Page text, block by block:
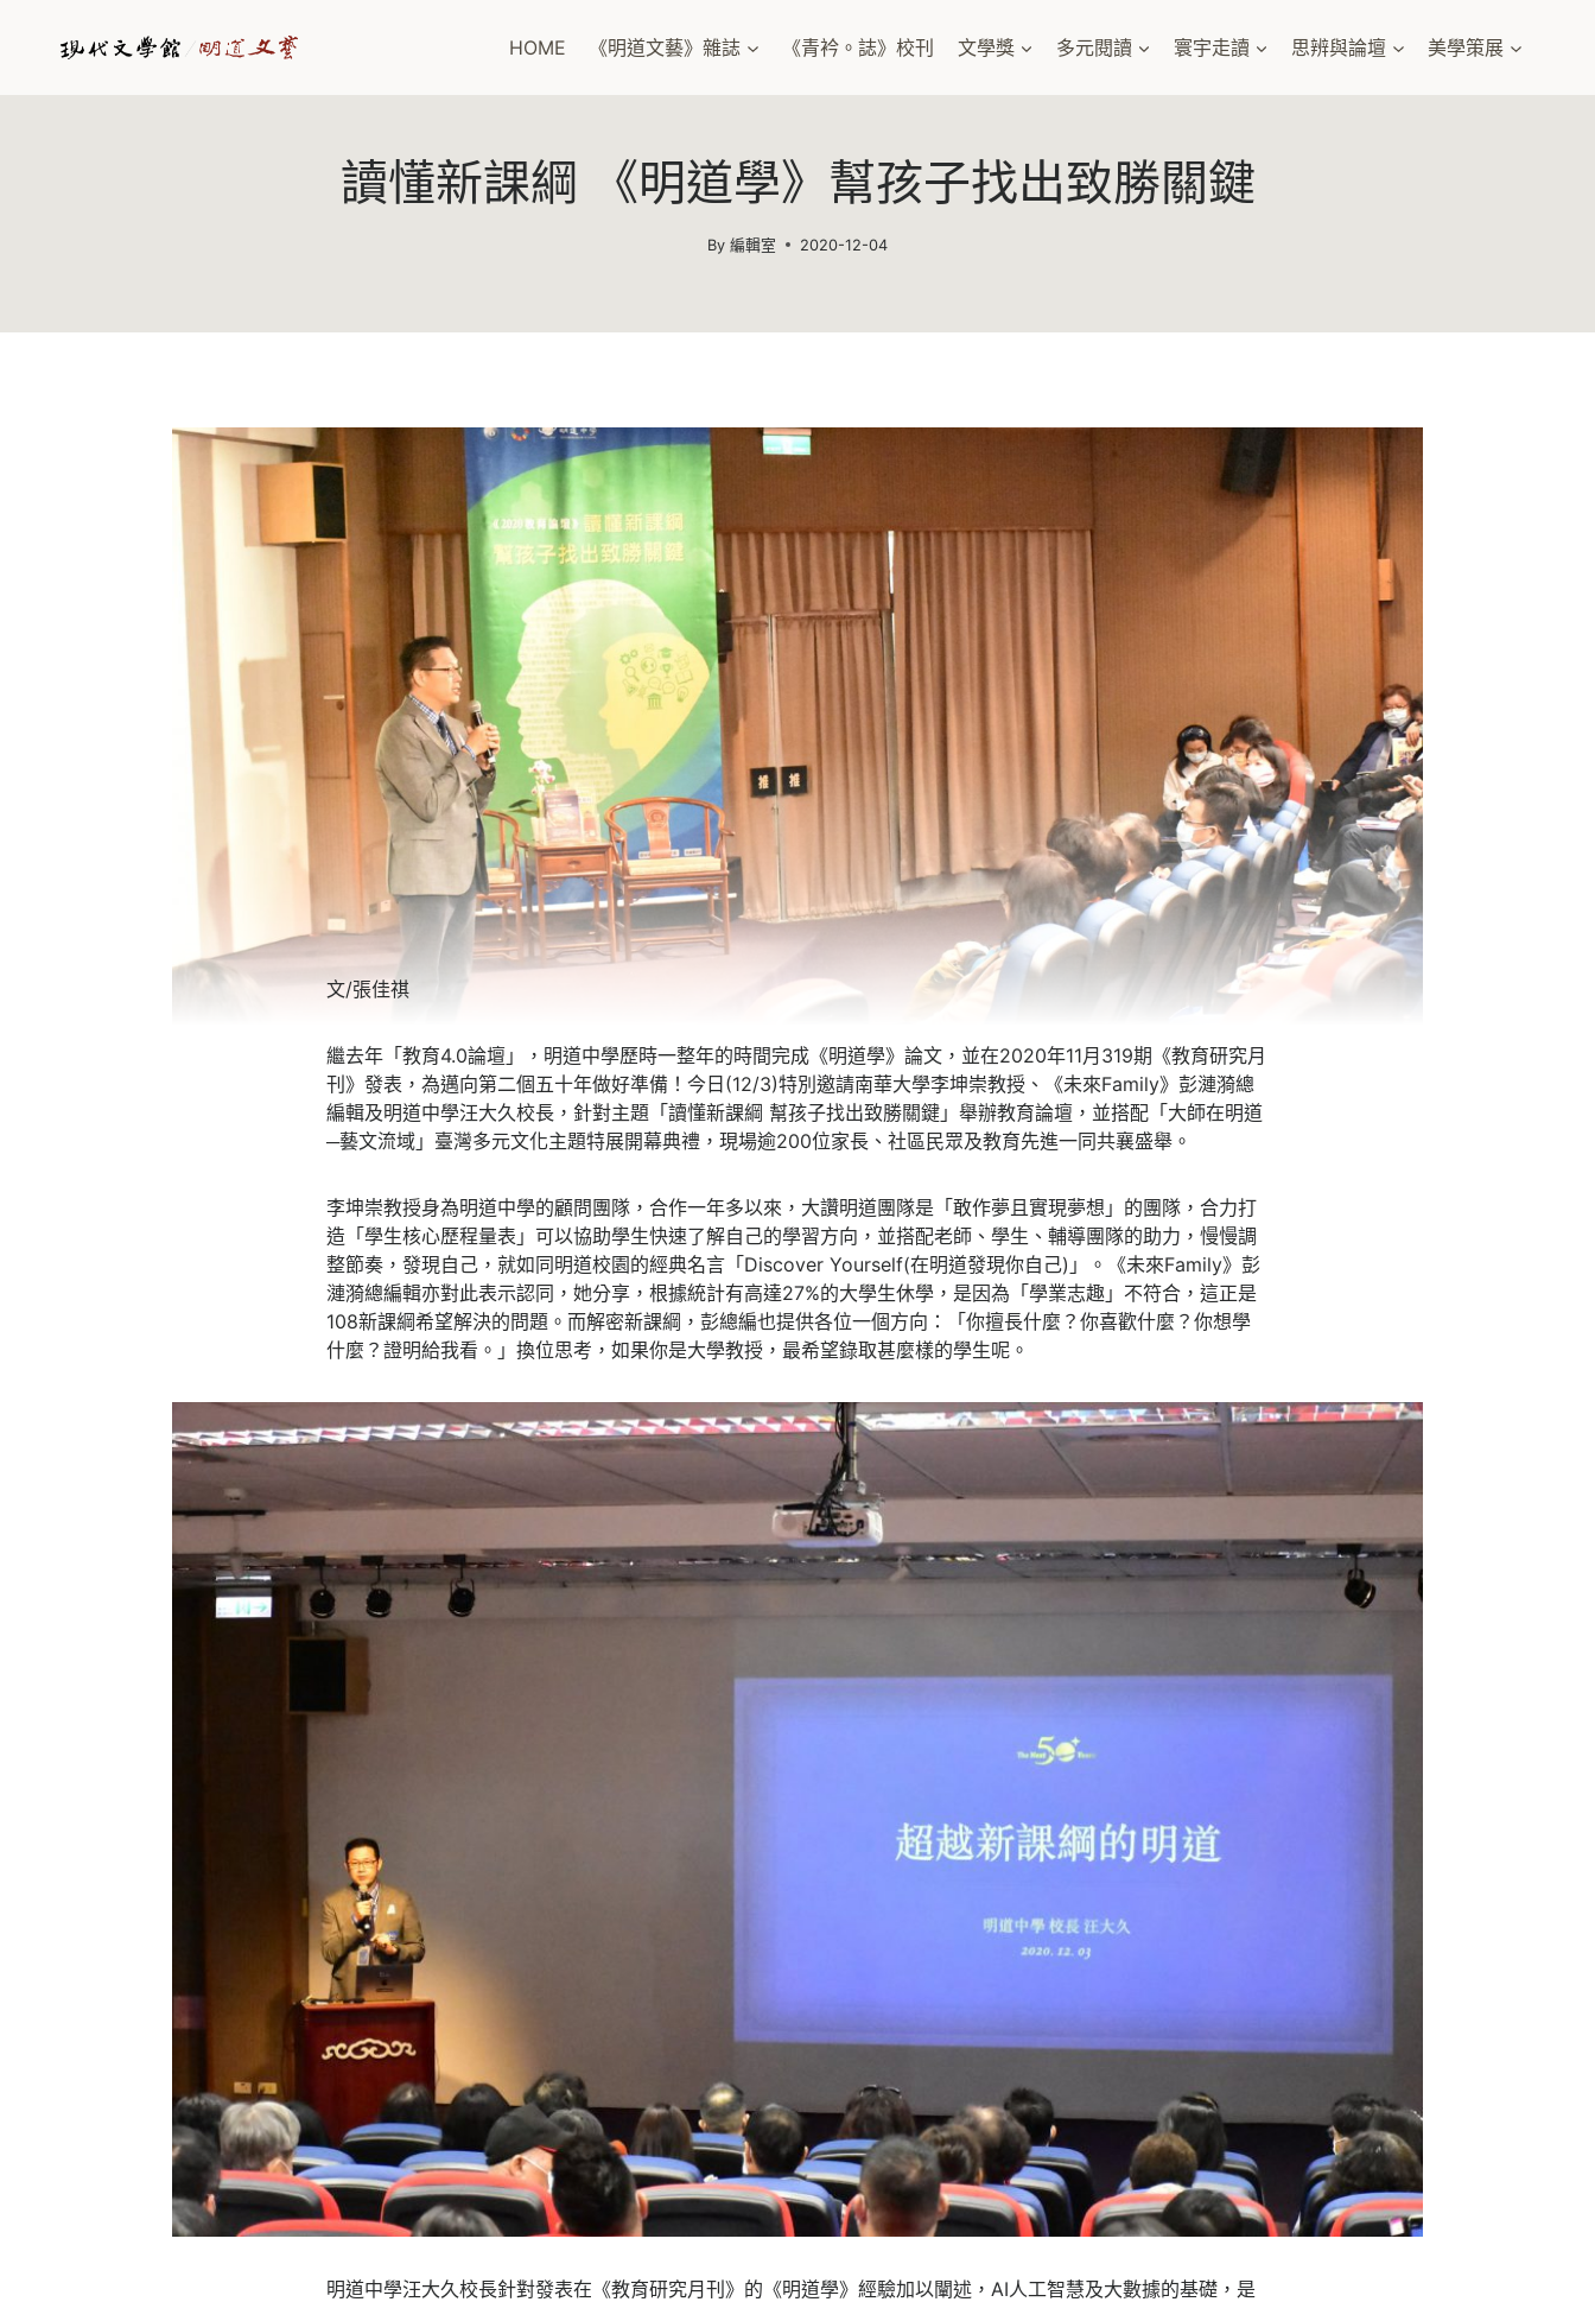
HOME 《明道文藝》雜誌 《青衿。誌》校刊 文學獎 多元閱讀 寰宇走讀 思辨與論壇 美學策展
讀懂新課綱 《明道學》幫孩子找出致勝關鍵
By 編輯室 2020-12-04
文/張佳祺
繼去年「教育4.0論壇」，明道中學歷時一整年的時間完成《明道學》論文，並在2020年11月319期《教育研究月
刊》發表，為邁向第二個五十年做好準備！今日(12/3)特別邀請南華大學李坤崇教授、《未來Family》彭漣漪總
編輯及明道中學汪大久校長，針對主題「讀懂新課綱 幫孩子找出致勝關鍵」舉辦教育論壇，並搭配「大師在明道
─藝文流域」臺灣多元文化主題特展開幕典禮，現場逾200位家長、社區民眾及教育先進一同共襄盛舉。
李坤崇教授身為明道中學的顧問團隊，合作一年多以來，大讚明道團隊是「敢作夢且實現夢想」的團隊，合力打
造「學生核心歷程量表」可以協助學生快速了解自己的學習方向，並搭配老師、學生、輔導團隊的助力，慢慢調
整節奏，發現自己，就如同明道校園的經典名言「Discover Yourself(在明道發現你自己)」。《未來Family》彭
漣漪總編輯亦對此表示認同，她分享，根據統計有高達27%的大學生休學，是因為「學業志趣」不符合，這正是
108新課綱希望解決的問題。而解密新課綱，彭總編也提供各位一個方向：「你擅長什麼？你喜歡什麼？你想學
什麼？證明給我看。」換位思考，如果你是大學教授，最希望錄取甚麼樣的學生呢。
明道中學汪大久校長針對發表在《教育研究月刊》的《明道學》經驗加以闡述，AI人工智慧及大數據的基礎，是